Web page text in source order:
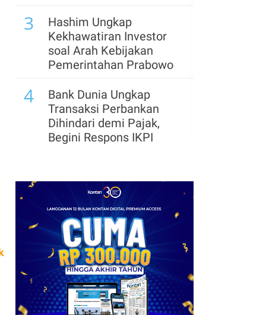
3
Hashim Ungkap
Kekhawatiran Investor
soal Arah Kebijakan
Pemerintahan Prabowo
4
Bank Dunia Ungkap
Transaksi Perbankan
Dihindari demi Pajak,
Begini Respons IKPI